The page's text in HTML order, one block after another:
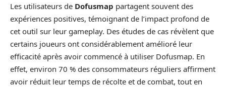
Les utilisateurs de Dofusmap partagent souvent des
expériences positives, témoignant de l’impact profond de
cet outil sur leur gameplay. Des études de cas révèlent que
certains joueurs ont considérablement amélioré leur
efficacité après avoir commencé à utiliser Dofusmap. En
effet, environ 70 % des consommateurs réguliers affirment
avoir réduit leur temps de récolte et de combat, tout en